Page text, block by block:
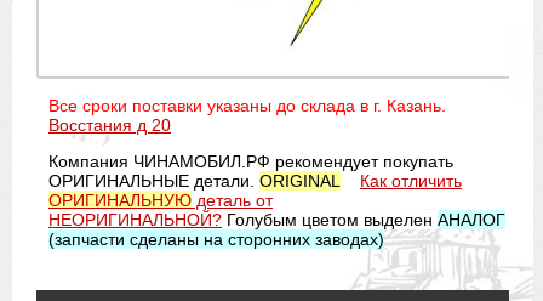
Все сроки поставки указаны до склада в г. Казань.
Восстания д 20
Компания ЧИНАМОБИЛ.РФ рекомендует покупать
ОРИГИНАЛЬНЫЕ детали. ORIGINAL
Как отличить
ОРИГИНАЛЬНУЮ деталь от
НЕОРИГИНАЛЬНОЙ? Голубым цветом выделен АНАЛОГ
(запчасти сделаны на сторонних заводах)